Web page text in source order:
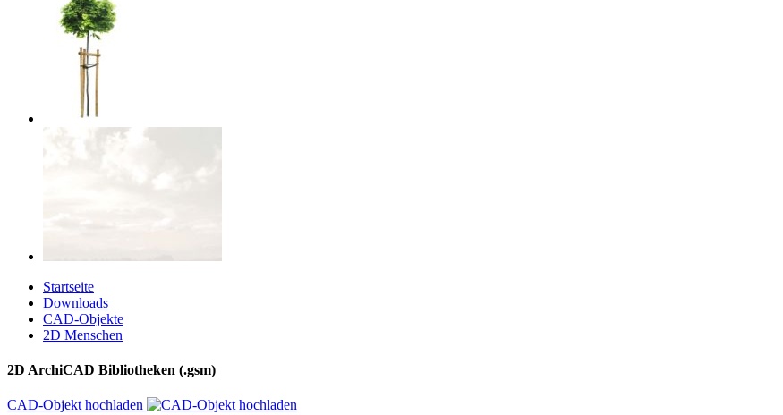
Startseite
Downloads
CAD-Objekte
2D Menschen
2D ArchiCAD Bibliotheken (.gsm)
CAD-Objekt hochladen